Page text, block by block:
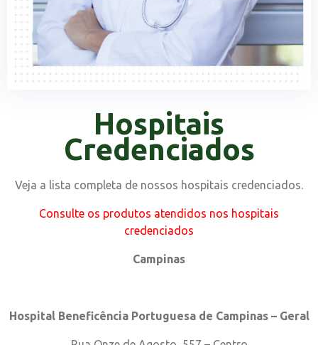
Hospitais
Credenciados
Veja a lista completa de nossos hospitais credenciados.
Consulte os produtos atendidos nos hospitais
credenciados
Campinas
Hospital Beneficência Portuguesa de Campinas – Geral